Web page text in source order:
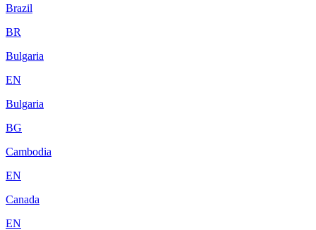
Brazil
BR
Bulgaria
EN
Bulgaria
BG
Cambodia
EN
Canada
EN